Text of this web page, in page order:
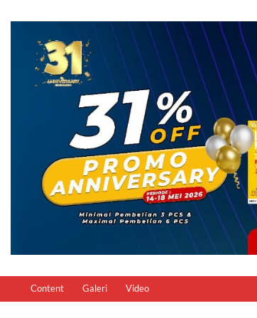
Content Galeri Video